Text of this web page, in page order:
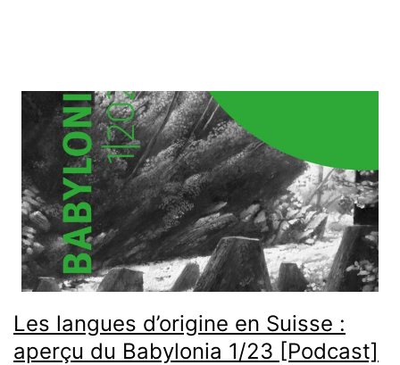
Les langues d’origine en Suisse :
aperçu du Babylonia 1/23 [Podcast]